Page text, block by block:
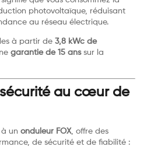
photovoltaïque, réduisant
au réseau électrique.
à partir de 3,8 kWc de
garantie de 15 anssur la
au cœur de
à un onduleur FOX , offre des
de sécurité et de fiabilité :